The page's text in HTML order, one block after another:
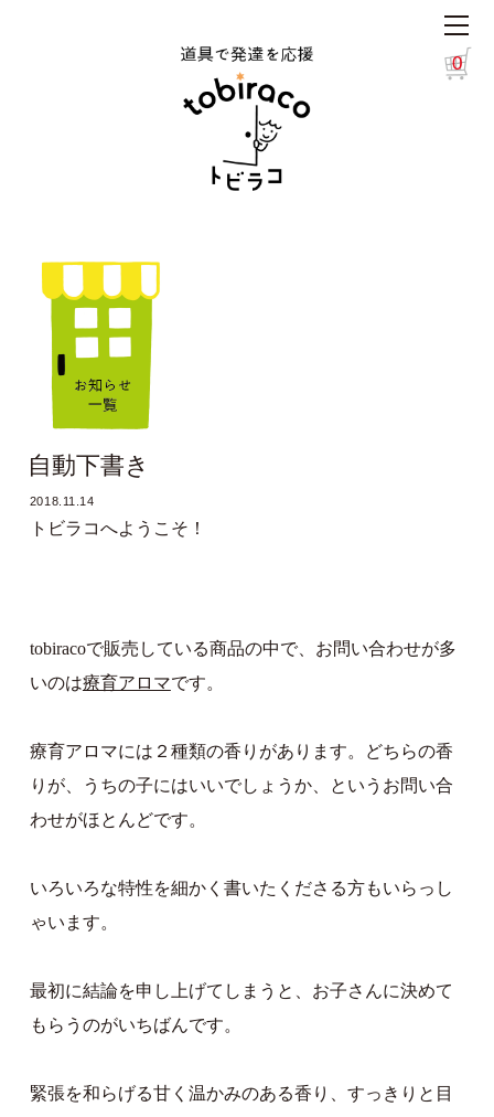
0
自動下書き
2018.11.14
トビラコへようこそ！
tobiracoで販売している商品の中で、お問い合わせが多
いのは療育アロマです。
療育アロマには２種類の香りがあります。どちらの香
りが、うちの子にはいいでしょうか、というお問い合
わせがほとんどです。
いろいろな特性を細かく書いたくださる方もいらっし
ゃいます。
最初に結論を申し上げてしまうと、お子さんに決めて
もらうのがいちばんです。
緊張を和らげる甘く温かみのある香り、すっきりと目